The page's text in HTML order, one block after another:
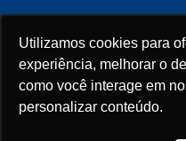
Utilizamos cookies para
experiência, melhorar o
como você interage em
personalizar conteúdo.
Utilizamos cookies para
experiência, melhorar o
como você interage em
personalizar conteúdo.
Medicina >
Medicina na 1ª